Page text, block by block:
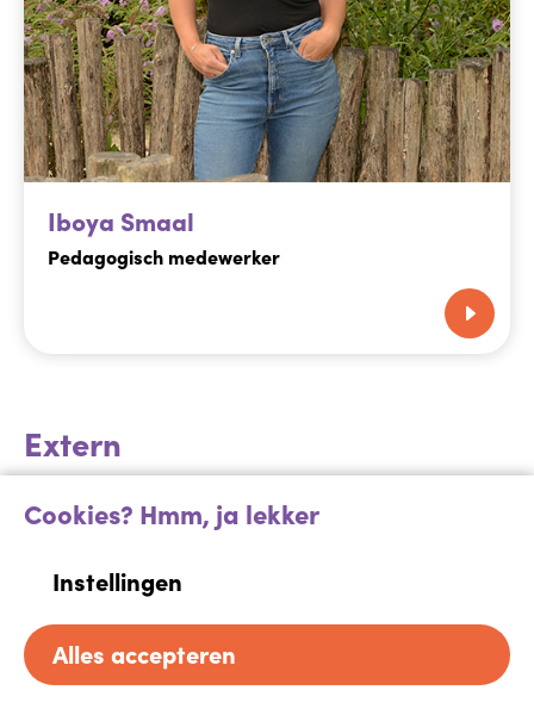
Iboya Smaal
Pedagogisch medewerker
Extern
Cookies? Hmm, ja lekker
Instellingen
Alles accepteren